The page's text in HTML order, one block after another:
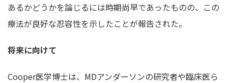
あるかどうかを論じるには時期尚早であったものの、この
療法が良好な忍容性を示したことが報告された。
将来に向けて
Cooper医学博士は、MDアンダーソンの研究者や臨床医ら